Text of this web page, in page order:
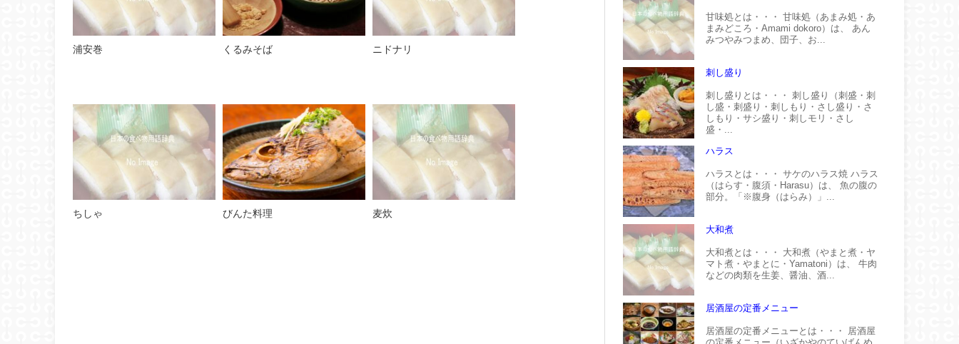
浦安巻 くるみそば ニドナリ
ちしゃ びんた料理 麦炊
甘味処とは・・・ 甘味処（あまみ処・あ
まみどころ・Amami dokoro）は、 あん
みつやみつまめ、団子、お...
刺し盛り
刺し盛りとは・・・ 刺し盛り（刺盛・刺
し盛・刺盛り・刺しもり・さし盛り・さ
しもり・サシ盛り・刺しモリ・さし
盛・...
ハラス
ハラスとは・・・ サケのハラス焼 ハラス
（はらす・腹須・Harasu）は、 魚の腹の
部分。「※腹身（はらみ）」...
大和煮
大和煮とは・・・ 大和煮（やまと煮・ヤ
マト煮・やまとに・Yamatoni）は、 牛肉
などの肉類を生姜、醤油、酒...
居酒屋の定番メニュー
居酒屋の定番メニューとは・・・ 居酒屋
の定番メニュー（いざかやのていばんめ